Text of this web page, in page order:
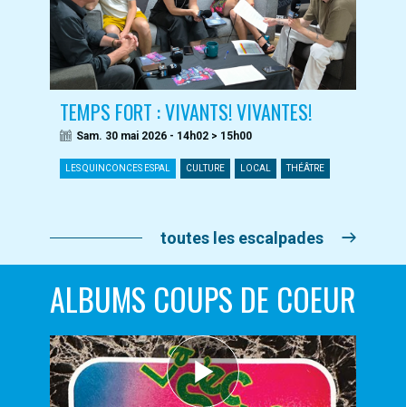
TEMPS FORT : VIVANTS! VIVANTES!
Sam. 30 mai 2026 - 14h02 > 15h00
LES QUINCONCES ESPAL CULTURE LOCAL THÉÂTRE
toutes les escalpades
ALBUMS COUPS DE COEUR